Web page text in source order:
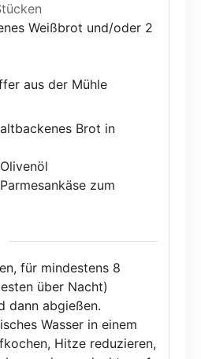
Weißbrot und/oder 2
aus der Mühle
Brot in
zum
für mindestens 8
über Nacht)
dann abgießen.
Wasser in einem
Hitze reduzieren,